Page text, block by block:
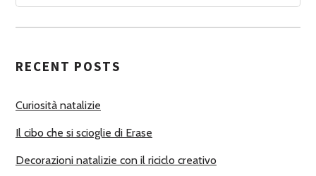
A
U
O
I
RECENT POSTS
Curiosità natalizie
Il cibo che si scioglie di Erase
Decorazioni natalizie con il riciclo creativo